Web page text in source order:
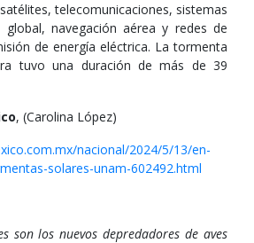
telecomunicaciones, sistemas
global, navegación aérea y redes de
de energía eléctrica. La tormenta
tuvo una duración de más de 39
, (Carolina López)
nacional/2024/5/13/en-
solares-unam-602492.html
son los nuevos depredadores de aves